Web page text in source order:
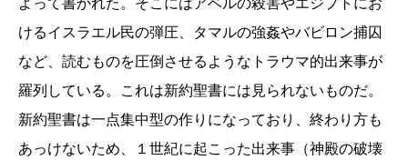
よって書かれた。そこにはアベルの殺害やエジプトにお
けるイスラエル民の弾圧、タマルの強姦やバビロン捕囚
など、読むものを圧倒させるようなトラウマ的出来事が
羅列している。これは新約聖書には見られないものだ。
新約聖書は一点集中型の作りになっており、終わり方も
あっけないため、１世紀に起こった出来事（神殿の破壊